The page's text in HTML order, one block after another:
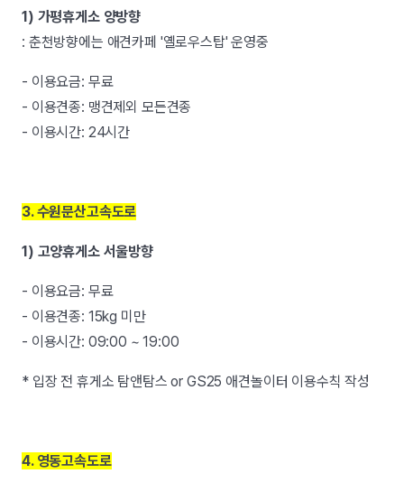
1) 가평휴게소 양방향
: 춘천방향에는 애견카페 '옐로우스탑' 운영중
- 이용요금: 무료
- 이용견종: 맹견제외 모든견종
- 이용시간: 24시간
3. 수원문산고속도로
1) 고양휴게소 서울방향
- 이용요금: 무료
- 이용견종: 15kg 미만
- 이용시간: 09:00 ~ 19:00
* 입장 전 휴게소 탐앤탐스 or GS25 애견놀이터 이용수칙 작성
4. 영동고속도로